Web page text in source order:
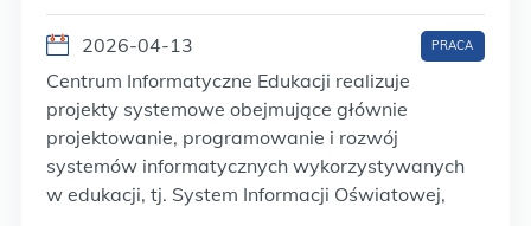
2026-04-13 PRACA
Centrum Informatyczne Edukacji realizuje
projekty systemowe obejmujące głównie
projektowanie, programowanie i rozwój
systemów informatycznych wykorzystywanych
w edukacji, tj. System Informacji Oświatowej,